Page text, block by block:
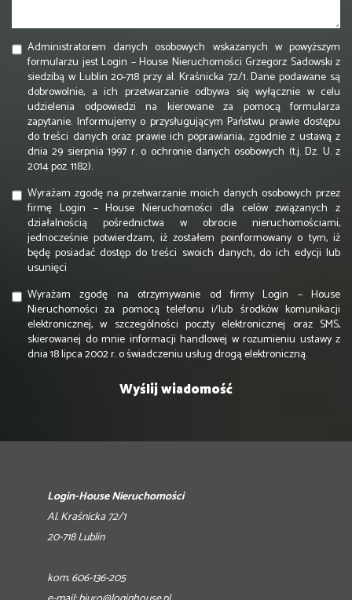
Administratorem danych osobowych wskazanych w powyższym
formularzu jest Login – House Nieruchomości Grzegorz Sadowski z
siedzibą w Lublin 20-718 przy al. Kraśnicka 72/1. Dane podawane są
dobrowolnie, a ich przetwarzanie odbywa się wyłącznie w celu
udzielenia odpowiedzi na kierowane za pomocą formularza
zapytanie. Informujemy o przysługującym Państwu prawie dostępu
do treści danych oraz prawie ich poprawiania, zgodnie z ustawą z
dnia 29 sierpnia 1997 r. o ochronie danych osobowych (t.j. Dz. U. z
2014 poz. 1182).
Wyrażam zgodę na przetwarzanie moich danych osobowych przez
firmę Login – House Nieruchomości dla celów związanych z
działalnością pośrednictwa w obrocie nieruchomościami,
jednocześnie potwierdzam, iż zostałem poinformowany o tym, iż
będę posiadać dostęp do treści swoich danych, do ich edycji lub
usunięci
Wyrażam zgodę na otrzymywanie od firmy Login – House
Nieruchomości za pomocą telefonu i/lub środków komunikacji
elektronicznej, w szczególności poczty elektronicznej oraz SMS,
skierowanej do mnie informacji handlowej w rozumieniu ustawy z
dnia 18 lipca 2002 r. o świadczeniu usług drogą elektroniczną.
Login-House Nieruchomości
Al. Kraśnicka 72/1
20-718 Lublin
kom. 606-136-205